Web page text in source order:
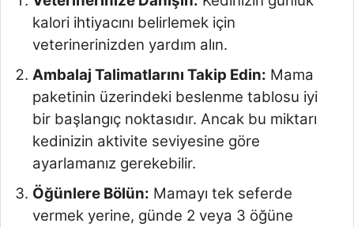
kalori ihtiyacını belirlemek için
veterinerinizden yardım alın.
Ambalaj Talimatlarını Takip Edin: Mama
paketinin üzerindeki beslenme tablosu iyi
bir başlangıç noktasıdır. Ancak bu miktarı
kedinizin aktivite seviyesine göre
ayarlamanız gerekebilir.
Öğünlere Bölün: Mamayı tek seferde
vermek yerine, günde 2 veya 3 öğüne